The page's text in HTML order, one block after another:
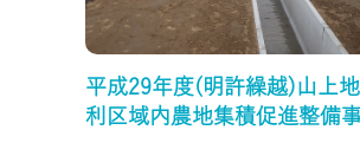
平成29年度(明許繰越)山上
利区域内農地集積促進整備